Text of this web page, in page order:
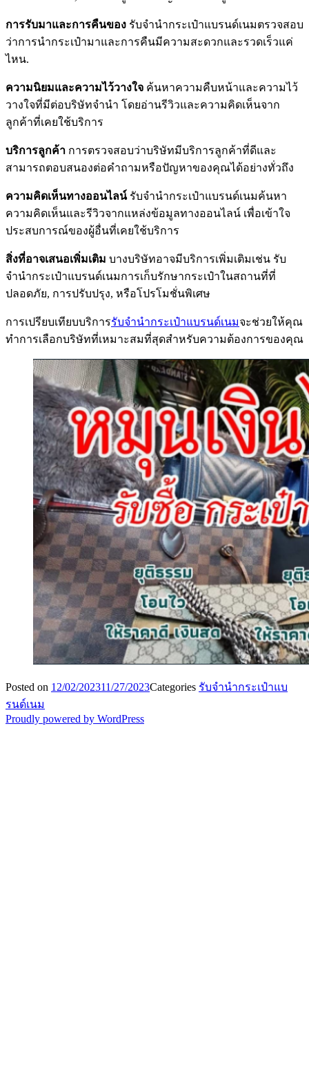
การรับมาและการคืนของ รับจำนำกระเป๋าแบรนด์เนมตรวจสอบ
ว่าการนำกระเป๋ามาและการคืนมีความสะดวกและรวดเร็วแค่
ไหน.
ความนิยมและความไว้วางใจ ค้นหาความคืบหน้าและความไว้
วางใจที่มีต่อบริษัทจำนำ โดยอ่านรีวิวและความคิดเห็นจาก
ลูกค้าที่เคยใช้บริการ
บริการลูกค้า การตรวจสอบว่าบริษัทมีบริการลูกค้าที่ดีและ
สามารถตอบสนองต่อคำถามหรือปัญหาของคุณได้อย่างทั่วถึง
ความคิดเห็นทางออนไลน์รับจำนำกระเป๋าแบรนด์เนมค้นหา
ความคิดเห็นและรีวิวจากแหล่งข้อมูลทางออนไลน์ เพื่อเข้าใจ
ประสบการณ์ของผู้อื่นที่เคยใช้บริการ
สิ่งที่อาจเสนอเพิ่มเติม บางบริษัทอาจมีบริการเพิ่มเติมเช่น รับ
จำนำกระเป๋าแบรนด์เนมการเก็บรักษากระเป๋าในสถานที่ที่
ปลอดภัย, การปรับปรุง, หรือโปรโมชั่นพิเศษ
การเปรียบเทียบบริการรับจำนำกระเป๋าแบรนด์เนมจะช่วยให้คุณ
ทำการเลือกบริษัทที่เหมาะสมที่สุดสำหรับความต้องการของคุณ
Posted on 12/02/202311/27/2023Categories รับจำนำกระเป๋าแบ
รนด์เนม
Proudly powered by WordPress